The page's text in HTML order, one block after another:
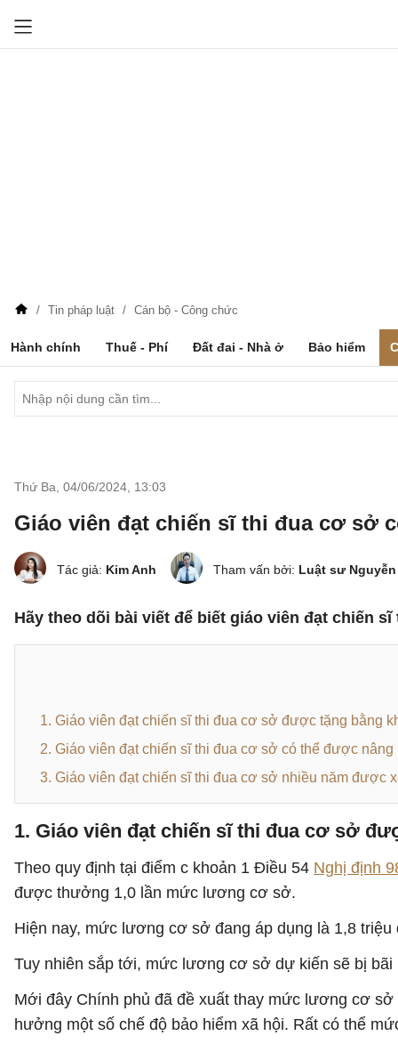
Tin pháp luật Cán bộ - Công chức
Hành chính Thuế - Phí Đất đai - Nhà ở Bảo hiểm
Thứ Ba, 04/06/2024 13:03
Giáo viên đạt chiến sĩ thi đua cơ sở
Tác giả: Kim Anh Tham vấn bởi: Luật sư
Hãy theo dõi bài viết để biết giáo viên đạt chiến
1. Giáo viên đạt chiến sĩ thi đua cơ sở được tặng bằng
2. Giáo viên đạt chiến sĩ thi đua cơ sở có thể được
3. Giáo viên đạt chiến sĩ thi đua cơ sở nhiều năm được
1. Giáo viên đạt chiến sĩ thi đua cơ sở
Theo quy định tại điểm c khoản 1 Điều 54 Nghị định
được thưởng 1,0 lần mức lương cơ sở.
Hiện nay, mức lương cơ sở đang áp dụng là 1,8
Tuy nhiên sắp tới, mức lương cơ sở dự kiến sẽ bị
Mới đây Chính phủ đã đề xuất thay mức lương cơ
hưởng một số chế độ bảo hiểm xã hội. Rất có thể